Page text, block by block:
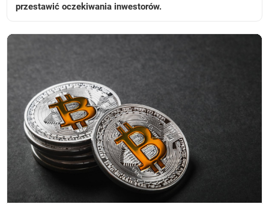
przestawić oczekiwania inwestorów.